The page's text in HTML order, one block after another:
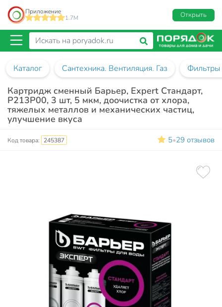
Приложение
1.7M
Открыть
Каталог Сантехника. Вентиляция. Газ
Картридж сменный Барьер, Expert Стандарт,
Р213Р00, 3 шт, 5 мкм, доочистка от хлора,
тяжелых металлов и механических частиц,
улучшение вкуса
Код товара: 245387 5•29 отзывов